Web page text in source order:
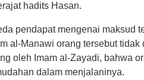
hadits Hasan.
pendapat mengenai maksud
al-Manawi orang tersebut
oleh Imam al-Zayadi, bahwa
dalam menjalaninya.